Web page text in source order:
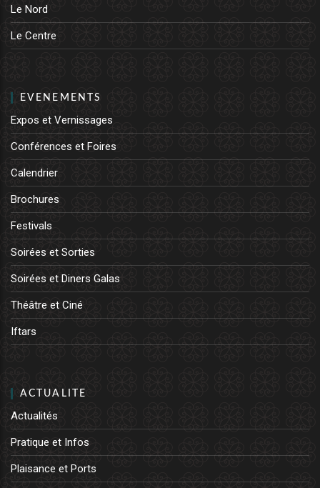
Le Nord
Le Centre
EVENEMENTS
Expos et Vernissages
Conférences et Foires
Calendrier
Brochures
Festivals
Soirées et Sorties
Soirées et Diners Galas
Théâtre et Ciné
Iftars
ACTUALITE
Actualités
Pratique et Infos
Plaisance et Ports